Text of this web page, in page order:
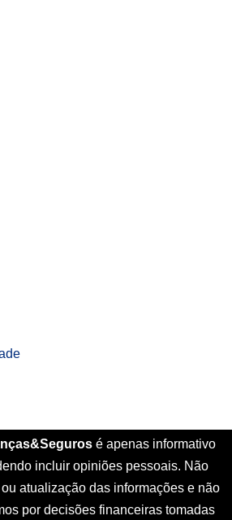
é apenas informativo
incluir opiniões pessoais. Não
atualização das informações e não
por decisões financeiras tomadas